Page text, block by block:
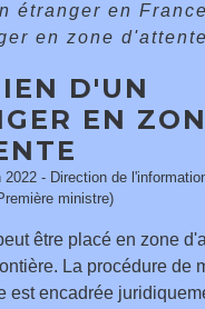
étranger en France
en zone d'attente
D'UN
EN
- Direction de
ministre)
être placé en zone
La procédure de
est encadrée